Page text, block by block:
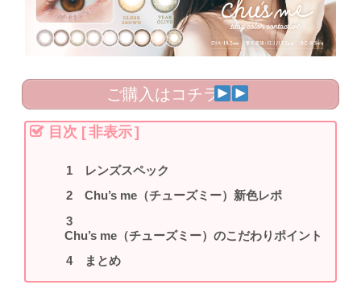
ご購入はコチラ
目次 [非表示]
レンズスペック
Chu’s me（チューズミー）新色レポ
Chu’s me（チューズミー）のこだわりポイント
まとめ